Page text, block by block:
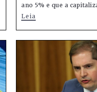
ano 5% e que a
Leia